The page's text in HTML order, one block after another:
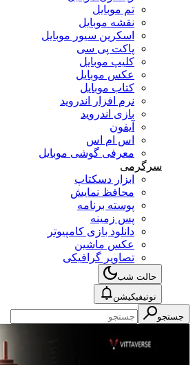
تم موبایل
نقشه موبایل
اسکرین سیور موبایل
پاکت پی سی
کلیپ موبایل
عکس موبایل
کتاب موبایل
نرم افزار اندروید
بازی اندروید
آیفون
اس ام اس
معرفی گوشی موبایل
سرگرمی
ابزار دسکتاپ
محافظ نمایش
پوسته برنامه
پس زمینه
دانلود بازی کامپیوتر
عکس ماشین
تصاویر گرافیکی
حالت شب
نوتیفیکیشن
جستجو